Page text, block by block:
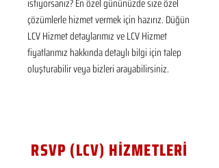
istiyorsanız? En özel gününüzde size özel
çözümlerle hizmet vermek için hazırız. Düğün
LCV Hizmet detaylarımız ve LCV Hizmet
fiyatlarımız hakkında detaylı bilgi için talep
oluşturabilir veya bizleri arayabilirsiniz.
RSVP (LCV) HİZMETLERİ